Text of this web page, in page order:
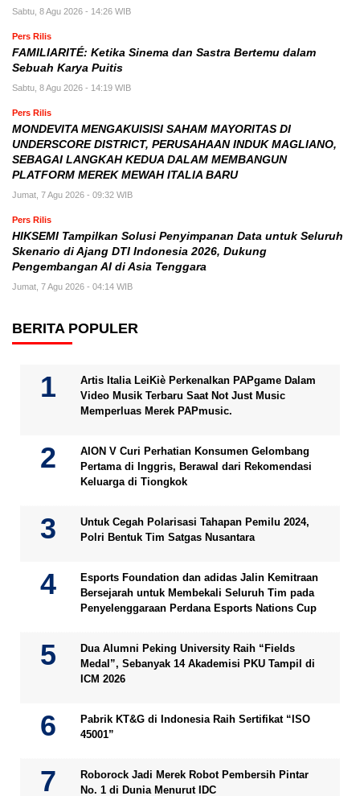
Sabtu, 8 Agu 2026 - 14:26 WIB
Pers Rilis
FAMILIARITÉ: Ketika Sinema dan Sastra Bertemu dalam
Sebuah Karya Puitis
Sabtu, 8 Agu 2026 - 14:19 WIB
Pers Rilis
MONDEVITA MENGAKUISISI SAHAM MAYORITAS DI
UNDERSCORE DISTRICT, PERUSAHAAN INDUK MAGLIANO,
SEBAGAI LANGKAH KEDUA DALAM MEMBANGUN
PLATFORM MEREK MEWAH ITALIA BARU
Jumat, 7 Agu 2026 - 09:32 WIB
Pers Rilis
HIKSEMI Tampilkan Solusi Penyimpanan Data untuk Seluruh
Skenario di Ajang DTI Indonesia 2026, Dukung
Pengembangan AI di Asia Tenggara
Jumat, 7 Agu 2026 - 04:14 WIB
BERITA POPULER
Artis Italia LeiKiè Perkenalkan PAPgame Dalam
Video Musik Terbaru Saat Not Just Music
Memperluas Merek PAPmusic.
AION V Curi Perhatian Konsumen Gelombang
Pertama di Inggris, Berawal dari Rekomendasi
Keluarga di Tiongkok
Untuk Cegah Polarisasi Tahapan Pemilu 2024,
Polri Bentuk Tim Satgas Nusantara
Esports Foundation dan adidas Jalin Kemitraan
Bersejarah untuk Membekali Seluruh Tim pada
Penyelenggaraan Perdana Esports Nations Cup
Dua Alumni Peking University Raih “Fields
Medal”, Sebanyak 14 Akademisi PKU Tampil di
ICM 2026
Pabrik KT&G di Indonesia Raih Sertifikat “ISO
45001”
Roborock Jadi Merek Robot Pembersih Pintar
No. 1 di Dunia Menurut IDC